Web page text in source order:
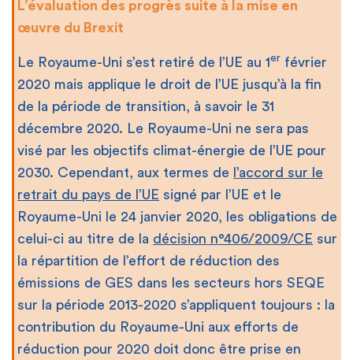
L’évaluation des progrès suite à la mise en
œuvre du Brexit
Le Royaume-Uni s’est retiré de l’UE au 1er février
2020 mais applique le droit de l’UE jusqu’à la fin
de la période de transition, à savoir le 31
décembre 2020. Le Royaume-Uni ne sera pas
visé par les objectifs climat-énergie de l’UE pour
2030. Cependant, aux termes de l’accord sur le
retrait du pays de l’UE signé par l’UE et le
Royaume-Uni le 24 janvier 2020, les obligations de
celui-ci au titre de la décision n°406/2009/CE sur
la répartition de l’effort de réduction des
émissions de GES dans les secteurs hors SEQE
sur la période 2013-2020 s’appliquent toujours : la
contribution du Royaume-Uni aux efforts de
réduction pour 2020 doit donc être prise en